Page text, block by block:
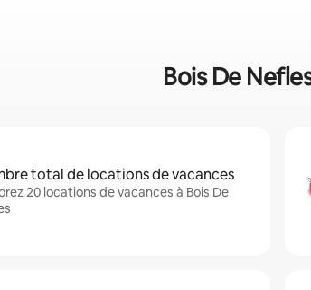
Bois De
total de locations de vacances
20 locations de vacances à Bois De